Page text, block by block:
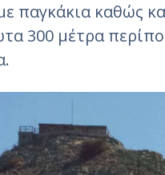
παγκάκια καθώς
300 μέτρα